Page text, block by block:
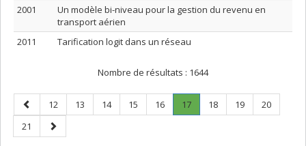
2001
Un modèle bi-niveau pour la gestion du revenu en
transport aérien
2011
Tarification logit dans un réseau
Nombre de résultats : 1644
Page
précédente
Page
12 Page
13 Page
14 Page
15 Page
16 Page
17.
Page
Page
18 Page
19 Page
20
Page
21
Page
suivante